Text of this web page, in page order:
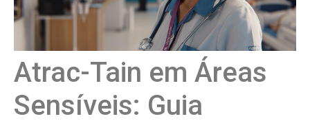
Atrac-Tain em Áreas
Sensíveis: Guia